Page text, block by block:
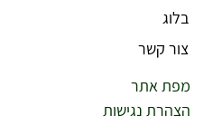
בלוג
צור קשר
מפת אתר
הצהרת נגישות